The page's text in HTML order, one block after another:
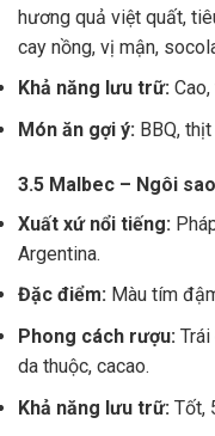
hương quả việt quất,
cay nồng, vị mận,
Khả năng lưu trữ:
Món ăn gợi ý: BBQ,
3.5 Malbec – Ngôi
Xuất xứ nổi tiếng:
Argentina.
Đặc điểm: Màu tím
Phong cách rượu:
da thuộc, cacao.
Khả năng lưu trữ: Tốt,